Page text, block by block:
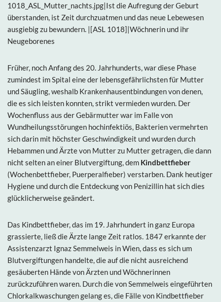
1018_ASL_Mutter_nachts.jpg|Ist die Aufregung der Geburt
überstanden, ist Zeit durchzuatmen und das neue Lebewesen
ausgiebig zu bewundern. |[ASL 1018]|Wöchnerin und ihr
Neugeborenes
Früher, noch Anfang des 20. Jahrhunderts, war diese Phase
zumindest im Spital eine der lebensgefährlichsten für Mutter
und Säugling, weshalb Krankenhausentbindungen von denen,
die es sich leisten konnten, strikt vermieden wurden. Der
Wochenfluss aus der Gebärmutter war im Falle von
Wundheilungsstörungen hochinfektiös, Bakterien vermehrten
sich darin mit höchster Geschwindigkeit und wurden durch
Hebammen und Ärzte von Mutter zu Mutter getragen, die dann
nicht selten an einer Blutvergiftung, dem Kindbettfieber
(Wochenbettfieber, Puerperalfieber) verstarben. Dank heutiger
Hygiene und durch die Entdeckung von Penizillin hat sich dies
glücklicherweise geändert.
Das Kindbettfieber, das im 19. Jahrhundert in ganz Europa
grassierte, ließ die Ärzte lange Zeit ratlos. 1847 erkannte der
Assistenzarzt Ignaz Semmelweis in Wien, dass es sich um
Blutvergiftungen handelte, die auf die nicht ausreichend
gesäuberten Hände von Ärzten und Wöchnerinnen
zurückzuführen waren. Durch die von Semmelweis eingeführten
Chlorkalkwaschungen gelang es, die Fälle von Kindbettfieber